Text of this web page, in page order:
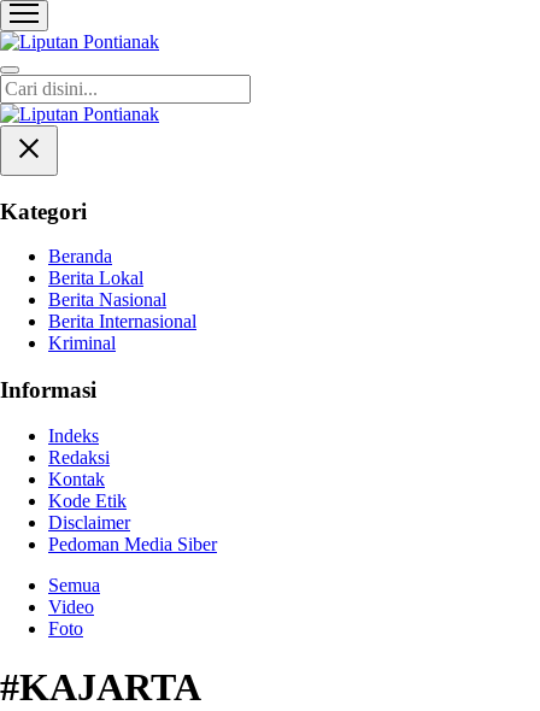
Liputan Pontianak
Berita Terkini dan TerUpdate
Kategori
Beranda
Berita Lokal
Berita Nasional
Berita Internasional
Kriminal
Informasi
Indeks
Redaksi
Kontak
Kode Etik
Disclaimer
Pedoman Media Siber
Semua
Video
Foto
#KAJARTA